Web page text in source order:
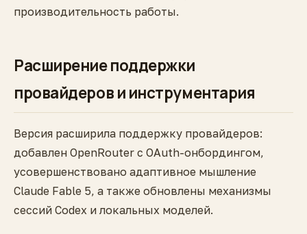
производительность работы.
Расширение поддержки
провайдеров и инструментария
Версия расширила поддержку провайдеров:
добавлен OpenRouter с OAuth-онбордингом,
усовершенствовано адаптивное мышление
Claude Fable 5, а также обновлены механизмы
сессий Codex и локальных моделей.